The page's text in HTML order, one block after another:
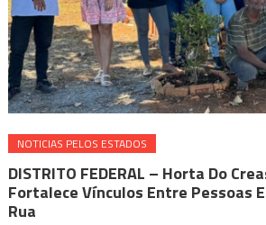
NOTICIAS PELOS ESTADOS
DISTRITO FEDERAL – Horta Do
Fortalece Vínculos Entre Pessoas
Rua